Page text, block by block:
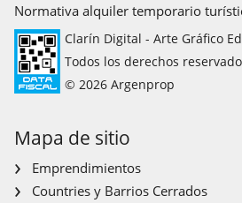
Normativa alquiler temporario
Clarín Digital - Arte Gráfico
Todos los derechos
© 2026 Argenprop
Mapa de sitio
Emprendimientos
Countries y Barrios Cerrados